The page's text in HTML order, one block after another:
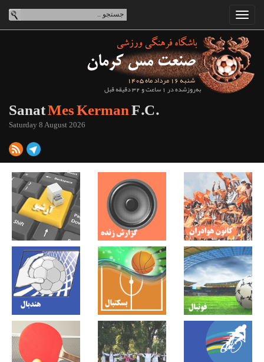
شنبه 16 مرداد ماه 1405
به‌روزشده در 1 ساعت و 32 دقیقه قبل
SanatMes KermanF.C.
Saturday 8 August 2026